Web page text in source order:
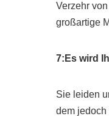
Verzehr
großartige
7:Es wird
Sie leiden
dem jedoch